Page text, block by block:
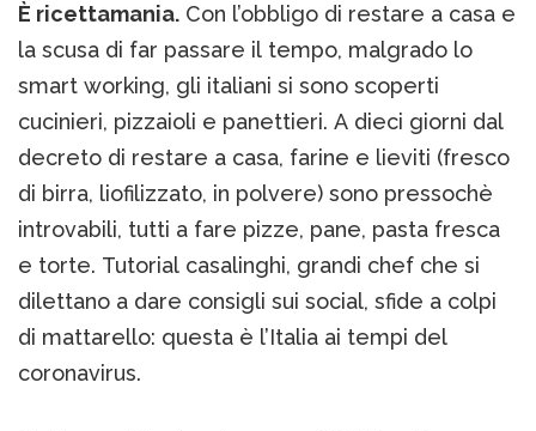
È ricettamania. Con l’obbligo di restare a casa e
la scusa di far passare il tempo, malgrado lo
smart working, gli italiani si sono scoperti
cucinieri, pizzaioli e panettieri. A dieci giorni dal
decreto di restare a casa, farine e lieviti (fresco
di birra, liofilizzato, in polvere) sono pressochè
introvabili, tutti a fare pizze, pane, pasta fresca
e torte. Tutorial casalinghi, grandi chef che si
dilettano a dare consigli sui social, sfide a colpi
di mattarello: questa è l’Italia ai tempi del
coronavirus.